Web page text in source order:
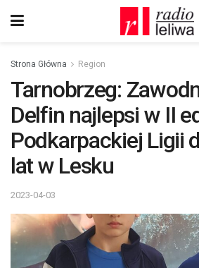
Strona Główna Region
Tarnobrzeg:
Delfin najlepsi w II
Podkarpackiej Ligii
lat w Lesku
2023-04-03